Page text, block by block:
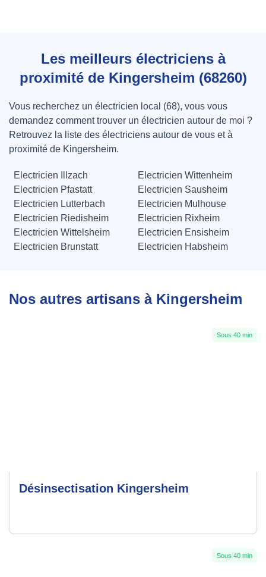
Les meilleurs électriciens à
proximité de Kingersheim (68260)
Vous recherchez un électricien local (68), vous vous
demandez comment trouver un électricien autour de moi ?
Retrouvez la liste des électriciens autour de vous et à
proximité de Kingersheim.
Electricien Illzach
Electricien Wittenheim
Electricien Pfastatt
Electricien Sausheim
Electricien Lutterbach
Electricien Mulhouse
Electricien Riedisheim
Electricien Rixheim
Electricien Wittelsheim
Electricien Ensisheim
Electricien Brunstatt
Electricien Habsheim
Nos autres artisans à Kingersheim
Sous 40 min
Désinsectisation Kingersheim
Sous 40 min